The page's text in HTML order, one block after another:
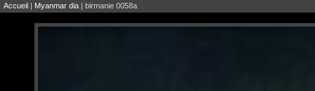
Accueil | Myanmar dia | birmanie 0058a